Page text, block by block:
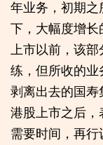
年业务，初期
下，大幅度增
上市以前，该
练，但所收的
剥离出去的国
港股上市之后
需要时间，再